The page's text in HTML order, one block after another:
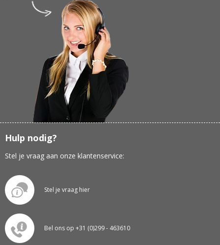
Hulp nodig?
Stel je vraag aan onze klantenservice:
Stel je vraag hier
Bel ons op +31 (0)299 - 463610